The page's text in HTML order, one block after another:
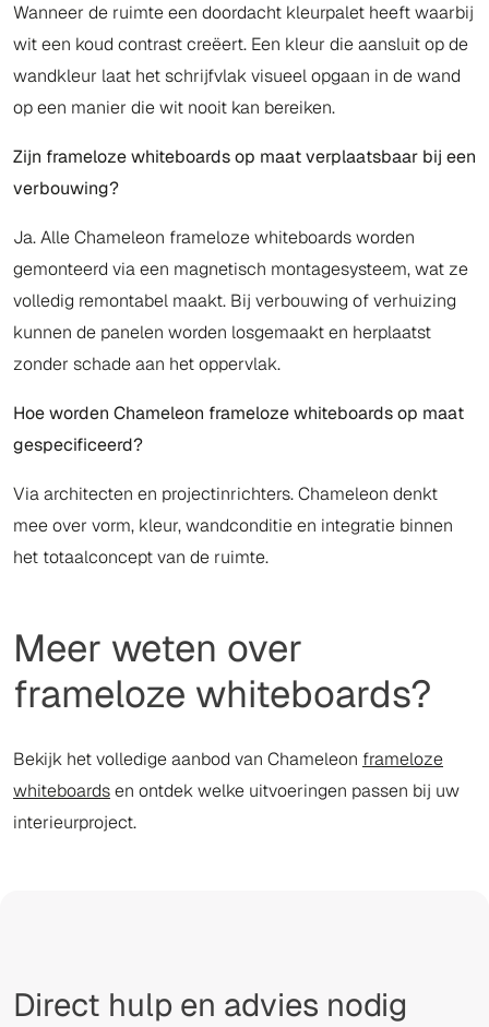
Wanneer de ruimte een doordacht kleurpalet heeft waarbij
wit een koud contrast creëert. Een kleur die aansluit op de
wandkleur laat het schrijfvlak visueel opgaan in de wand
op een manier die wit nooit kan bereiken.
Zijn frameloze whiteboards op maat verplaatsbaar bij een
verbouwing?
Ja. Alle Chameleon frameloze whiteboards worden
gemonteerd via een magnetisch montagesysteem, wat ze
volledig remontabel maakt. Bij verbouwing of verhuizing
kunnen de panelen worden losgemaakt en herplaatst
zonder schade aan het oppervlak.
Hoe worden Chameleon frameloze whiteboards op maat
gespecificeerd?
Via architecten en projectinrichters. Chameleon denkt
mee over vorm, kleur, wandconditie en integratie binnen
het totaalconcept van de ruimte.
Meer weten over
frameloze whiteboards?
Bekijk het volledige aanbod van Chameleon frameloze
whiteboardsen ontdek welke uitvoeringen passen bij uw
interieurproject.
Direct hulp en advies nodig